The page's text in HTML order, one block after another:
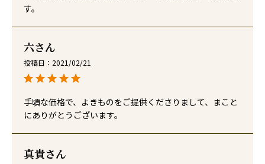
す。
六
投稿日 2021/02/21
手頃な価格で、よきものをご提供くださりまして、まこと
にありがとうございます。
真貴